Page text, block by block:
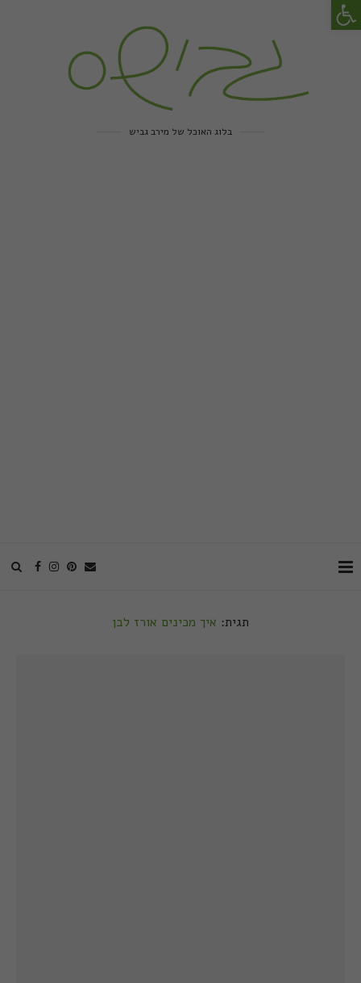
בלוג האוכל של מירב גביש
תגית: איך מכינים אורז לבן